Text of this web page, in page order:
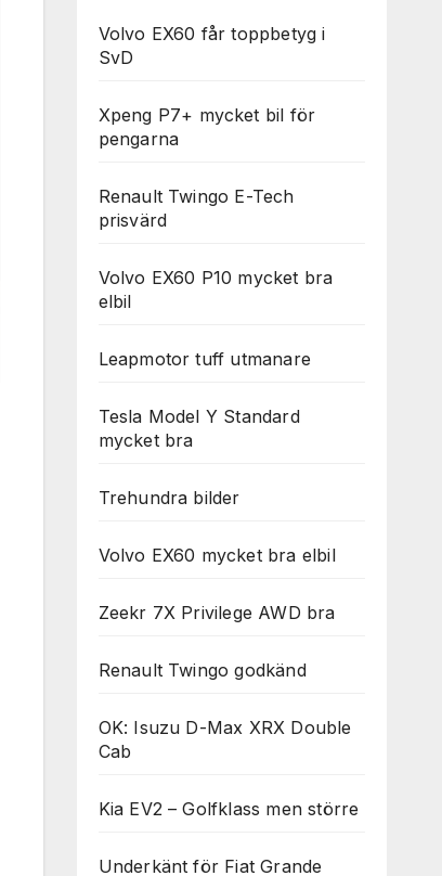
Volvo EX60 får toppbetyg i
SvD
Xpeng P7+ mycket bil för
pengarna
Renault Twingo E-Tech
prisvärd
Volvo EX60 P10 mycket bra
elbil
Leapmotor tuff utmanare
Tesla Model Y Standard
mycket bra
Trehundra bilder
Volvo EX60 mycket bra elbil
Zeekr 7X Privilege AWD bra
Renault Twingo godkänd
OK: Isuzu D-Max XRX Double
Cab
Kia EV2 – Golfklass men större
Underkänt för Fiat Grande